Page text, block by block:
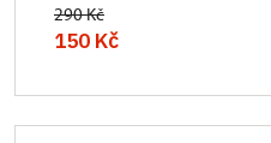
290 Kč
150 Kč